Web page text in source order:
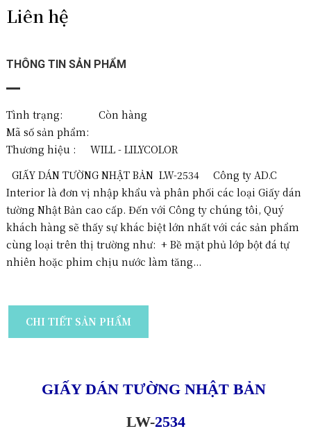
Liên hệ
THÔNG TIN SẢN PHẨM
Tình trạng: Còn hàng
Mã số sản phẩm:
Thương hiệu :
WILL - LILYCOLOR
GIẤY DÁN TƯỜNG NHẬT BẢN LW-2534 Công ty AD.C
Interior là đơn vị nhập khẩu và phân phối các loại Giấy dán
tường Nhật Bản cao cấp. Đến với Công ty chúng tôi, Quý
khách hàng sẽ thấy sự khác biệt lớn nhất với các sản phẩm
cùng loại trên thị trường như: + Bề mặt phủ lớp bột đá tự
nhiên hoặc phim chịu nước làm tăng...
CHI TIẾT SẢN PHẨM
GIẤY DÁN TƯỜNG NHẬT BẢN
LW-2534